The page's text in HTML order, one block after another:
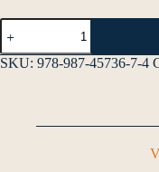
SKU: 978-987-45736-7-4